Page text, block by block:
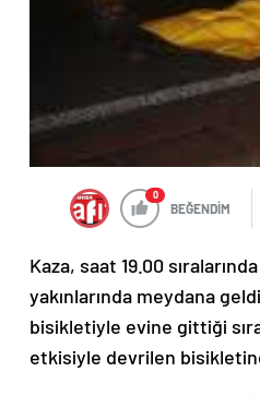
0
BEĞENDİM
Kaza, saat 19.00
yakınlarında meydana
bisikletiyle evine gittiği
etkisiyle devrilen